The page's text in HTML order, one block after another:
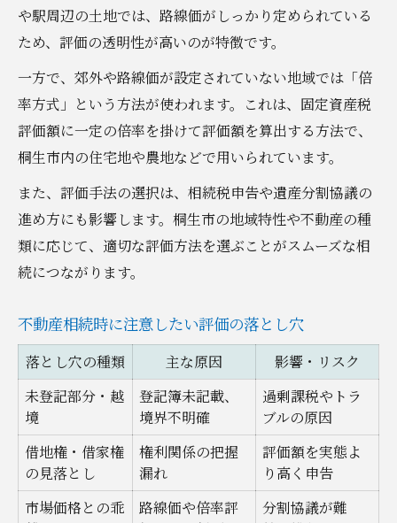
や駅周辺の土地では、路線価がしっかり定められている
ため、評価の透明性が高いのが特徴です。
一方で、郊外や路線価が設定されていない地域では「倍
率方式」という方法が使われます。これは、固定資産税
評価額に一定の倍率を掛けて評価額を算出する方法で、
桐生市内の住宅地や農地などで用いられています。
また、評価手法の選択は、相続税申告や遺産分割協議の
進め方にも影響します。桐生市の地域特性や不動産の種
類に応じて、適切な評価方法を選ぶことがスムーズな相
続につながります。
不動産相続時に注意したい評価の落とし穴
落とし穴の種類 主な原因
影響・リスク
未登記部分・越
境
登記簿未記載、
境界不明確
過剰課税やトラ
ブルの原因
借地権・借家権
の見落とし
権利関係の把握
漏れ
評価額を実態よ
り高く申告
市場価格との乖
路線価や倍率評
分割協議が難